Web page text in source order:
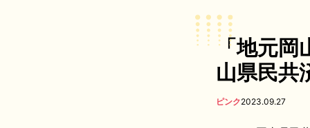
「地元岡
山県民共
ピンク2023.09.27